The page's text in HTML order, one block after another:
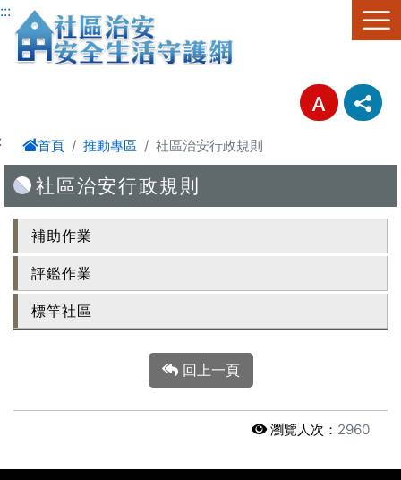
跳至主要內容區塊
:::
首頁 推動專區 社區治安行政規則
社區治安行政規則
補助作業
評鑑作業
標竿社區
回上一頁
瀏覽人次： 2960